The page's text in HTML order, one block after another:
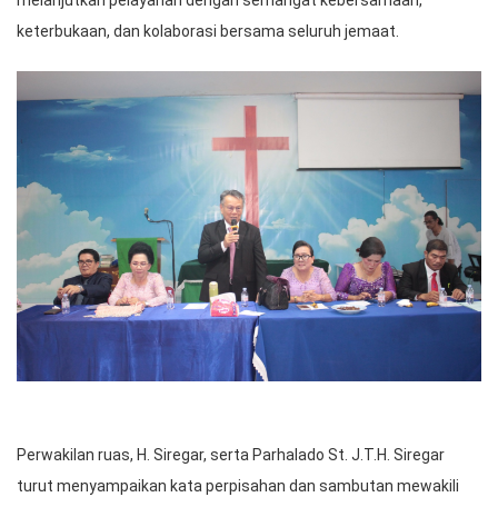
keterbukaan, dan kolaborasi bersama seluruh jemaat.
Perwakilan ruas, H. Siregar, serta Parhalado St. J.T.H. Siregar
turut menyampaikan kata perpisahan dan sambutan mewakili